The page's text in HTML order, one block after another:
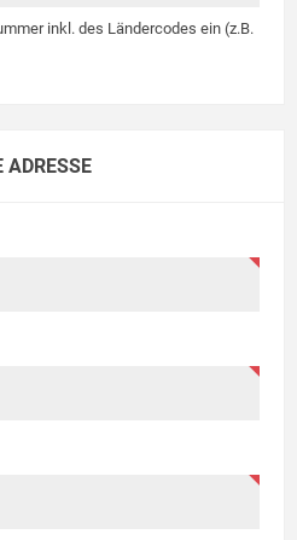
inkl. des Ländercodes ein (z.B.
ADRESSE